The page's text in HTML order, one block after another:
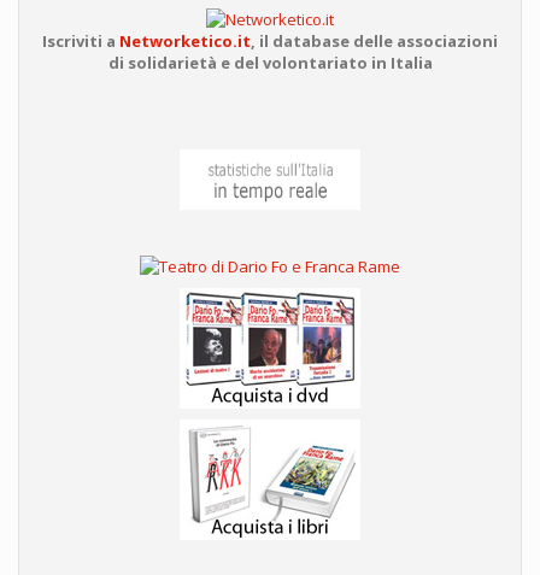
Iscriviti a Networketico.it, il database delle associazioni
di solidarietà e del volontariato in Italia